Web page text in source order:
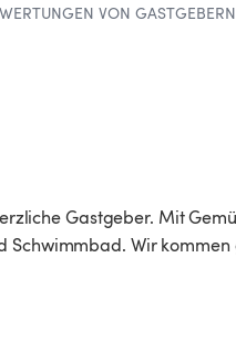
VON
Gastgeber. Mit
Schwimmbad. Wir